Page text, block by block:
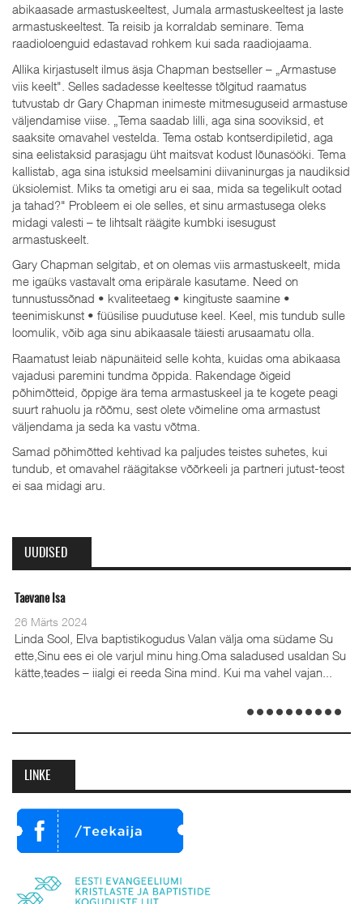
abikaasade armastuskeeltest, Jumala armastuskeeltest ja laste
armastuskeeltest. Ta reisib ja korraldab seminare. Tema
raadioloenguid edastavad rohkem kui sada raadiojaama.
Allika kirjastuselt ilmus äsja Chapman bestseller – „Armastuse
viis keelt". Selles sadadesse keeltesse tõlgitud raamatus
tutvustab dr Gary Chapman inimeste mitmesuguseid armastuse
väljendamise viise. „Tema saadab lilli, aga sina sooviksid, et
saaksite omavahel vestelda. Tema ostab kontserdipiletid, aga
sina eelistaksid parasjagu üht maitsvat kodust lõunasööki. Tema
kallistab, aga sina istuksid meelsamini diivaninurgas ja naudiksid
üksiolemist. Miks ta ometigi aru ei saa, mida sa tegelikult ootad
ja tahad?" Probleem ei ole selles, et sinu armastusega oleks
midagi valesti – te lihtsalt räägite kumbki isesugust
armastuskeelt.
Gary Chapman selgitab, et on olemas viis armastuskeelt, mida
me igaüks vastavalt oma eripärale kasutame. Need on
tunnustussõnad • kvaliteetaeg • kingituste saamine •
teenimiskunst • füüsilise puudutuse keel. Keel, mis tundub sulle
loomulik, võib aga sinu abikaasale täiesti arusaamatu olla.
Raamatust leiab näpunäiteid selle kohta, kuidas oma abikaasa
vajadusi paremini tundma õppida. Rakendage õigeid
põhimõtteid, õppige ära tema armastuskeel ja te kogete peagi
suurt rahuolu ja rõõmu, sest olete võimeline oma armastust
väljendama ja seda ka vastu võtma.
Samad põhimõtted kehtivad ka paljudes teistes suhetes, kui
tundub, et omavahel räägitakse võõrkeeli ja partneri jutust-teost
ei saa midagi aru.
UUDISED
Isa
Märts 2024
Sool, Elva baptistikogudus Valan välja oma südame Su
ees ei ole varjul minu hing.Oma saladused usaldan Su
– iialgi ei reeda Sina mind. Kui ma vahel vajan...
LINKE